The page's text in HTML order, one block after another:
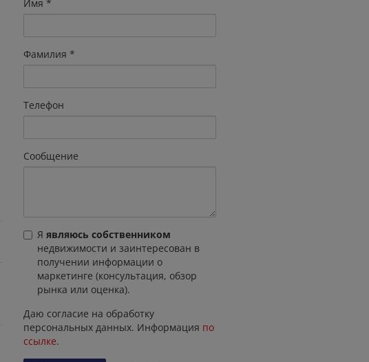
Имя
Фамилия
Телефон
Сообщение
Я являюсь собственником
недвижимости и заинтересован в
получении информации о
маркетинге (консультация, обзор
рынка или оценка).
Даю согласие на обработку
персональных данных. Информация по
ссылке.